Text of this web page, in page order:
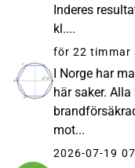
Inderes
kl....
för 22 timmar
I Norge har
här saker.
mot...
2026-07-19